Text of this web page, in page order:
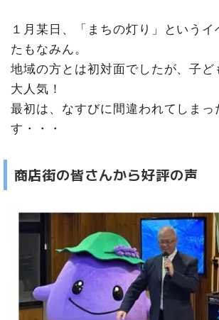
１月某日、「まちの灯り」というイ
たもなみん。
地域の方とは初対面でしたが、子ど
大人気！
最初は、なすびに間違われてしまっ
す・・・
商店街の皆さんから好評の声